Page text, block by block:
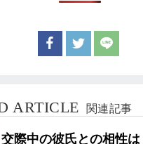
ARTICLE 関連記事
交際中の彼氏との相性は